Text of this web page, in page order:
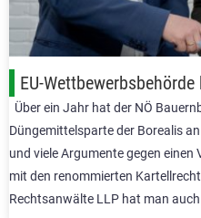
EU-
Über ein Jahr hat der NÖ
Düngemittelsparte der Borealis
und viele Argumente gegen
mit den renommierten
Rechtsanwälte LLP hat man